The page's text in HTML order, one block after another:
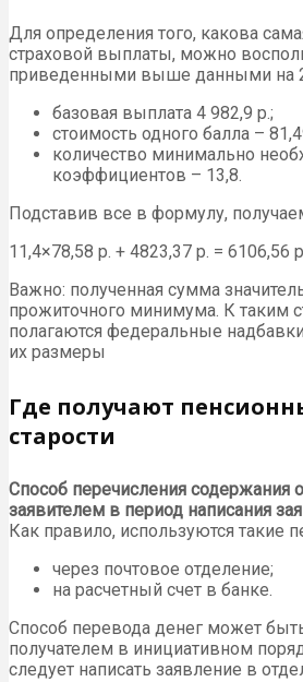
Для определения того, какова
страховой выплаты, можно
приведенными выше данными на
базовая выплата 4 982,9 р.;
стоимость одного балла –
количество минимально
коэффициентов – 13,8.
Подставив все в формулу,
11,4×78,58 р. + 4823,37 р. = 6106,56
Важно: полученная сумма
прожиточного минимума. К таким
полагаются федеральные
их размеры
Где получают
старости
Способ перечисления содержания
заявителем в период написания
Как правило, используются такие
через почтовое отделение;
на расчетный счет в банке.
Способ перевода денег может
получателем в инициативном
следует написать заявление в